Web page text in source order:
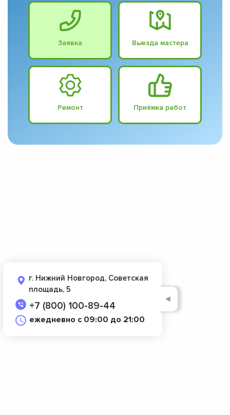
Заявка Выезда мастера
Ремонт Приёмка работ
г. Нижний Новгород, Советская
площадь, 5
+7 (800) 100-89-44
ежедневно с 09:00 до 21:00
◄